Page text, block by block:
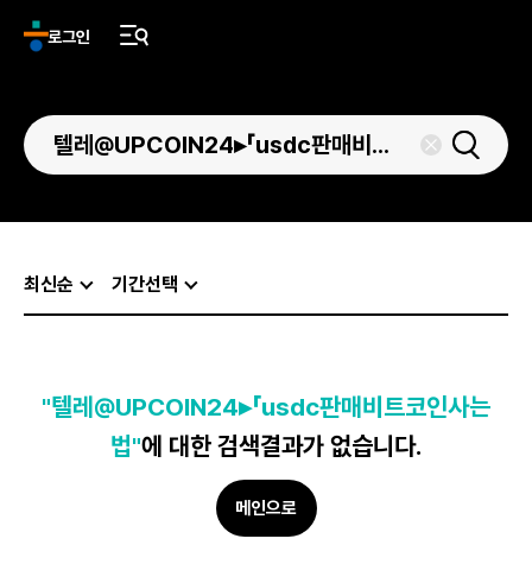
로그인
최신순 기간선택
"텔레@UPCOIN24▸「usdc판매비트코인사는
법"에 대한 검색결과가 없습니다.
메인으로